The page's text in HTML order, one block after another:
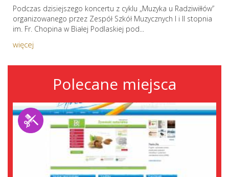
Podczas dzisiejszego koncertu z cyklu „Muzyka u Radziwiłłów”
organizowanego przez Zespół Szkół Muzycznych I i II stopnia
im. Fr. Chopina w Białej Podlaskiej pod...
więcej
Polecane miejsca